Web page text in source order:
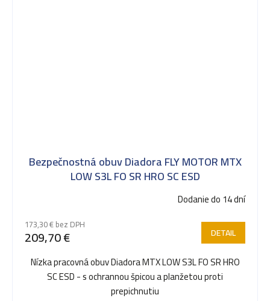
Bezpečnostná obuv Diadora FLY MOTOR MTX
LOW S3L FO SR HRO SC ESD
Dodanie do 14 dní
173,30 € bez DPH
209,70 € DETAIL
Nízka pracovná obuv Diadora MTX LOW S3L FO SR HRO
SC ESD - s ochrannou špicou a planžetou proti
prepichnutiu